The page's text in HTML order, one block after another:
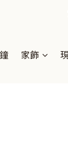
家飾